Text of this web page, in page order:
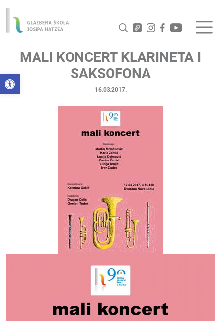
Open toolbar
MALI KONCERT KLARINETA I
SAKSOFONA
16.03.2017.